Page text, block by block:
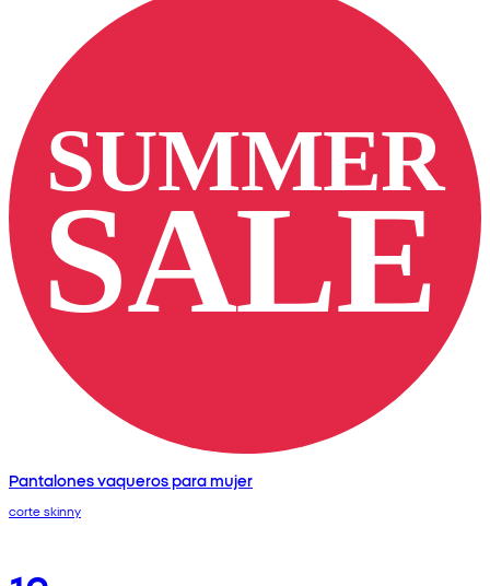
Pantalones vaqueros para mujer
corte skinny